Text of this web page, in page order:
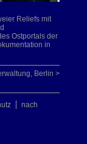
Reliefs mit
Ostportals der
in
Berlin >
nach